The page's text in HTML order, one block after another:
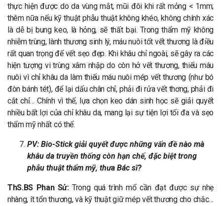
thực hiện được do da vùng mắt, mũi đôi khi rất mỏng < 1mm;
thêm nữa nếu kỹ thuật phẫu thuật không khéo, không chính xác
là dễ bị bung keo, là hỏng, sẽ thất bại. Trong thẩm mỹ không
nhiễm trùng, lành thương sinh lý, máu nuôi tốt vết thương là điều
rất quan trọng để vết sẹo đẹp. Khi khâu chỉ ngoài, sẽ gây ra các
hiện tượng vi trùng xâm nhập do còn hở vết thương, thiếu máu
nuôi vì chỉ khâu da làm thiếu máu nuôi mép vết thương (như bó
đòn bánh tét), để lại dấu chân chỉ, phải đi rửa vết thơng, phải đi
cắt chỉ… Chính vì thế, lựa chọn keo dán sinh học sẽ giải quyết
nhiều bất lợi của chỉ khâu da, mang lại sự tiện lợi tối đa và sẹo
thẩm mỹ nhất có thể.
PV: Bio-Stick giải quyết được những vấn đề nào mà
khâu da truyền thống còn hạn chế, đặc biệt trong
phẫu thuật thẩm mỹ, thưa Bác sĩ?
ThS.BS Phan Sử:Trong quá trình mổ cần đạt được sự nhẹ
nhàng, ít tổn thương, và kỹ thuật giữ mép vết thương cho chắc…